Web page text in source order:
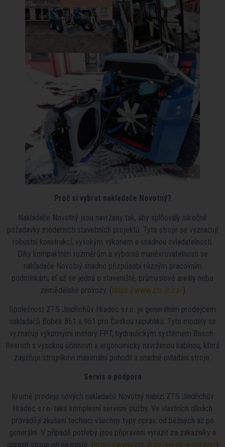
Proč si vybrat nakladače Novotný?
Nakladače Novotný jsou navrženy tak, aby splňovaly náročné
požadavky moderních stavebních projektů. Tyto stroje se vyznačují
robustní konstrukcí, vysokým výkonem a snadnou ovladatelností.
Díky kompaktním rozměrům a výborné manévrovatelnosti se
nakladače Novotný snadno přizpůsobí různým pracovním
podmínkám, ať už se jedná o staveniště, průmyslové areály nebo
zemědělské provozy. (https://www.zts-jh.cz/)
Společnost ZTS Jindřichův Hradec s.r.o. je generálním prodejcem
nakladačů Bobek 861 a 961 pro Českou republiku. Tyto modely se
vyznačují výkonnými motory FPT, hydraulickým systémem Bosch-
Rexroth s vysokou účinností a ergonomicky navrženou kabinou, která
zajišťuje strojníkovi maximální pohodlí a snadné ovládání stroje.
Servis a podpora
Kromě prodeje nových nakladačů Novotný nabízí ZTS Jindřichův
Hradec s.r.o. také komplexní servisní služby. Ve vlastních dílnách
provádějí zkušení technici všechny typy oprav, od běžných až po
generální. V případě potřeby jsou připraveni vyrazit za zákazníky a
opravit stroje pří na místě. (https://www.zts-jh.cz/servis-a-opravy/)